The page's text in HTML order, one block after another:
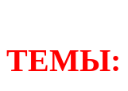
ТЕМЫ: